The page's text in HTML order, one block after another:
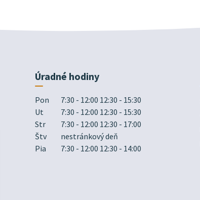
Úradné hodiny
Pon
7:30 - 12:00 12:30 - 15:30
Ut
7:30 - 12:00 12:30 - 15:30
Str
7:30 - 12:00 12:30 - 17:00
Štv
nestránkový deň
Pia
7:30 - 12:00 12:30 - 14:00